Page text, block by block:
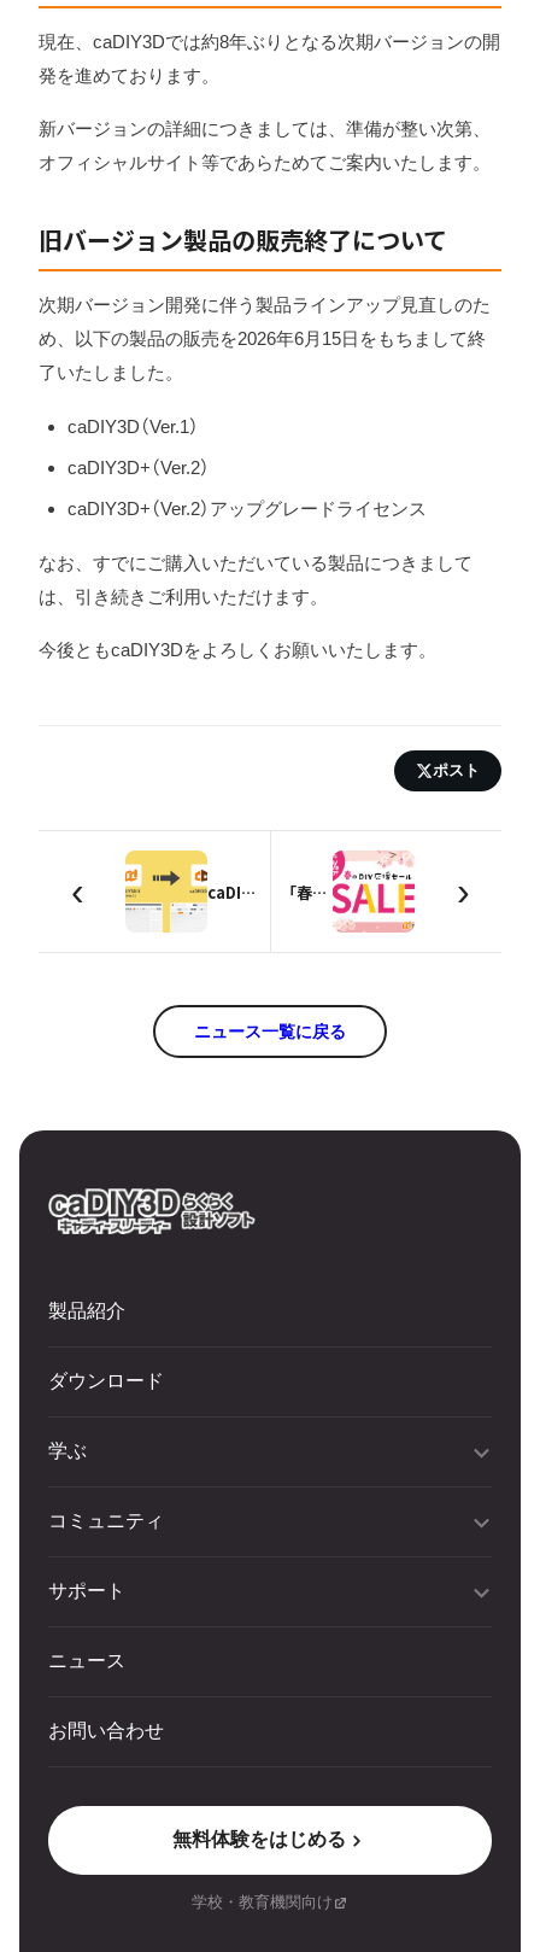
現在、caDIY3Dでは約8年ぶりとなる次期バージョンの開
発を進めております。
新バージョンの詳細につきましては、準備が整い次第、
オフィシャルサイト等であらためてご案内いたします。
旧バージョン製品の販売終了について
次期バージョン開発に伴う製品ラインアップ見直しのた
め、以下の製品の販売を2026年6月15日をもちまして終
了いたしました。
caDIY3D（Ver.1）
caDIY3D+（Ver.2）
caDIY3D+（Ver.2）アップグレードライセンス
なお、すでにご購入いただいている製品につきまして
は、引き続きご利用いただけます。
今後ともcaDIY3Dをよろしくお願いいたします。
ポスト
‹ caDIY3D-X（Ver.3）をご利用のお客様へ 大事なお知らせ 「春のDIY応援セール」開催のお知らせ（3/26~4/8）【終了しました】 ›
ニュース一覧に戻る
製品紹介
ダウンロード
学ぶ
コミュニティ
サポート
ニュース
お問い合わせ
無料体験をはじめる
学校・教育機関向け